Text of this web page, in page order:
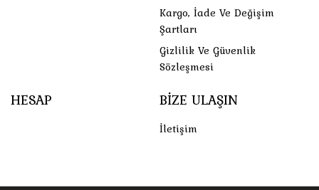
Kargo, İade Ve Değişim
Şartları
Gizlilik Ve Güvenlik
Sözleşmesi
HESAP BIZE ULAŞIN
İletişim